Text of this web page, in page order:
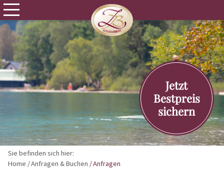
Jetzt
Bestpreis
sichern
Sie befinden sich hier:
Home
Anfragen & Buchen Anfragen